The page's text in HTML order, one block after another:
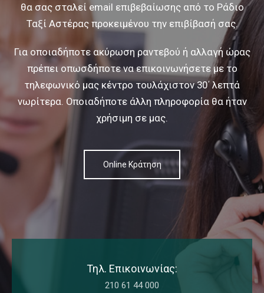
θα σας σταλεί email επιβεβαίωσηςαπό το Ράδιο
Ταξί Αστέρας προκειμένου την επιβίβασή σας.
Για οποιαδήποτε ακύρωση ραντεβού ή αλλαγή ώρας
πρέπει οπωσδήποτε ναεπικοινωνήσετε με το
τηλεφωνικό μας κέντρο τουλάχιστον 30΄ λεπτά
νωρίτερα. Οποιαδήποτε άλλη πληροφορία θα ήταν
χρήσιμη σε μας.
Online Κράτηση
Τηλ. Επικοινωνίας:
210 61 44 000